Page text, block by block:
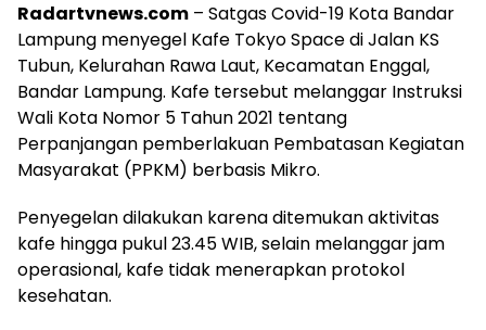
Radartvnews.com – Satgas Covid-19 Kota Bandar
Lampung menyegel Kafe Tokyo Space di Jalan KS
Tubun, Kelurahan Rawa Laut, Kecamatan Enggal,
Bandar Lampung. Kafe tersebut melanggar Instruksi
Wali Kota Nomor 5 Tahun 2021 tentang
Perpanjangan pemberlakuan Pembatasan Kegiatan
Masyarakat (PPKM) berbasis Mikro.
Penyegelan dilakukan karena ditemukan aktivitas
kafe hingga pukul 23.45 WIB, selain melanggar jam
operasional, kafe tidak menerapkan protokol
kesehatan.